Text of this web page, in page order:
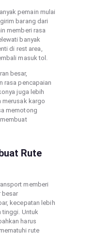
pemain mulai
barang dari
memberi rasa
banyak
di rest area,
masuk tol.
besar,
rasa pencapaian
juga lebih
merusak kargo
memotong
Rute
memberi
besar
kecepatan lebih
tinggi. Untuk
harus
rute